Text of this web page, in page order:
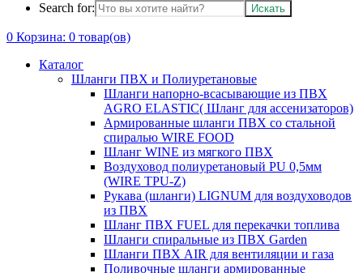
Search for:
0 Корзина: 0 товар(ов)
Каталог
Шланги ПВХ и Полиуретановые
Шланги напорно-всасывающие из ПВХ
AGRO ELASTIC( Шланг для ассенизаторов)
Армированные шланги ПВХ со стальной
спиралью WIRE FOOD
Шланг WINE из мягкого ПВХ
Воздуховод полиуретановый PU 0,5мм
(WIRE TPU-Z)
Рукава (шланги) LIGNUM для воздуховодов
из ПВХ
Шланг ПВХ FUEL для перекачки топлива
Шланги спиральные из ПВХ Garden
Шланги ПВХ AIR для вентиляции и газа
Поливочные шланги армированные